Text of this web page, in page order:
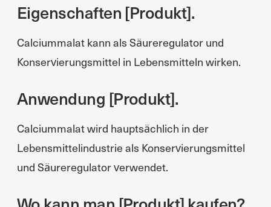
Eigenschaften [Produkt].
Calciummalat kann als Säureregulator und
Konservierungsmittel in Lebensmitteln wirken.
Anwendung [Produkt].
Calciummalat wird hauptsächlich in der
Lebensmittelindustrie als Konservierungsmittel
und Säureregulator verwendet.